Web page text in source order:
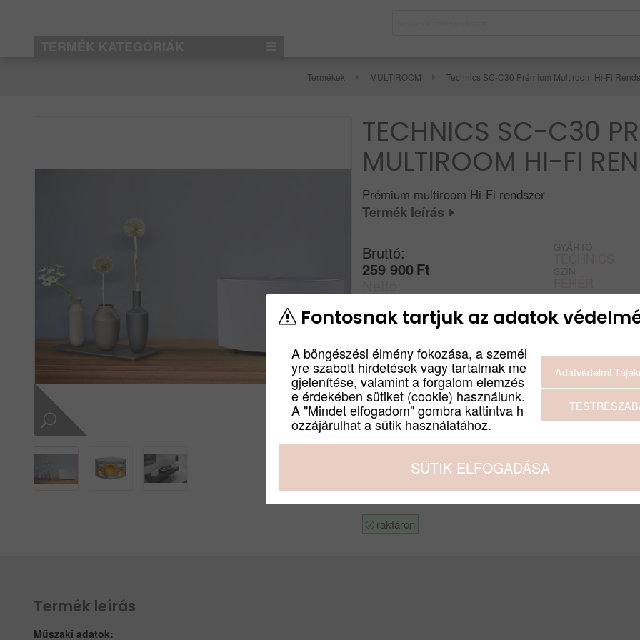
Termékek MULTIROOM Technics SC-C30 Prémium Multiroom Hi-Fi
TECHNICS SC-C30
MULTIROOM HI-FI
Prémium multiroom Hi-Fi rendszer
Termék leírás
Bruttó:
259 900Ft
204 646Ft
Egyéb termék verziók
SZÍN
FEKETE FEHÉR
raktáron
Termék leírás
Műszaki adatok:
Fontosnak tartjuk az adatok
A böngészési élmény fokozása, a személ
yre szabott hirdetések vagy tartalmak me
gjelenítése, valamint a forgalom elemzés
e érdekében sütiket (cookie) használunk.
A "Mindet elfogadom" gombra kattintva h
ozzájárulhat a sütik használatához.
Adatvédelmi
SÜTIK ELFOGADÁSA